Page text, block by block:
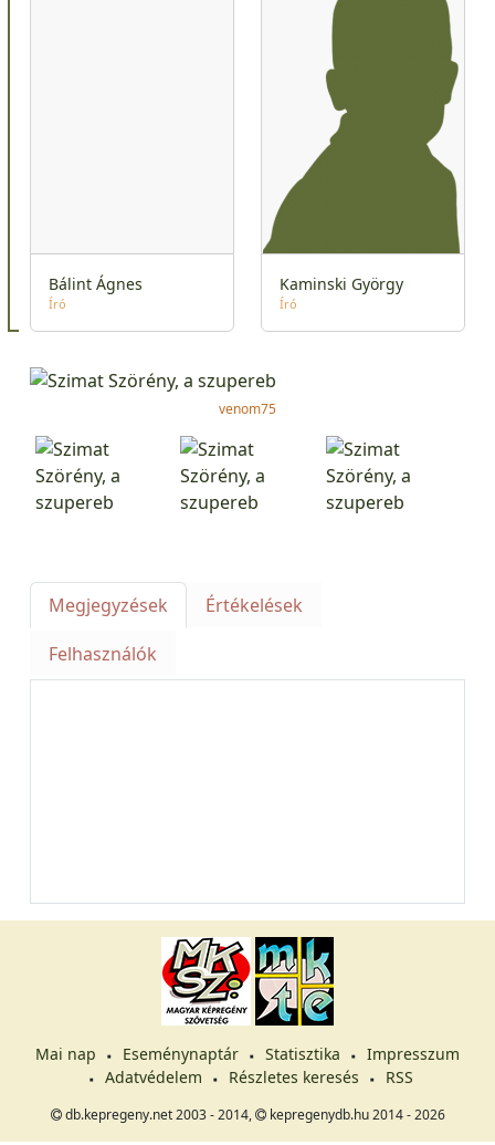
Bálint Ágnes
Író
Kaminski György
Író
venom75
Megjegyzések
Értékelések
Felhasználók
Mai nap Eseménynaptár Statisztika
Impresszum
Adatvédelem
Részletes keresés RSS
db.kepregeny.net 2003 - 2014, kepregenydb.hu 2014 - 2026